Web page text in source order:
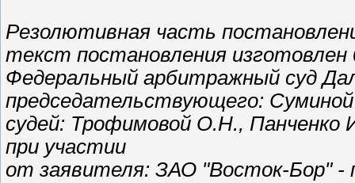
Резолютивная часть
текст постановления изготовлен
Федеральный арбитражный суд
председательствующего:
судей: Трофимовой О.Н., Панченко
при участии
от заявителя: ЗАО "Восток-Бор" -